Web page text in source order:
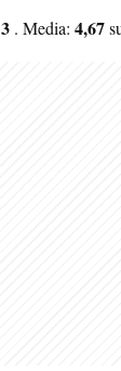
3 . Media: 4,67